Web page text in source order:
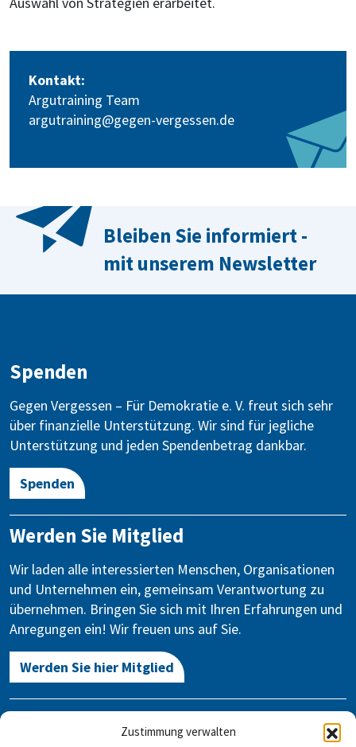
Zustimmung verwalten
Kontakt:
Argutraining Team
argutraining@gegen-vergessen.de
Bleiben Sie informiert -
mit unserem Newsletter
Spenden
Gegen Vergessen – Für Demokratie e. V. freut sich sehr
über finanzielle Unterstützung. Wir sind für jegliche
Unterstützung und jeden Spendenbetrag dankbar.
Spenden
Werden Sie Mitglied
Wir laden alle interessierten Menschen, Organisationen
und Unternehmen ein, gemeinsam Verantwortung zu
übernehmen. Bringen Sie sich mit Ihren Erfahrungen und
Anregungen ein! Wir freuen uns auf Sie.
Werden Sie hier Mitglied
Kontakt